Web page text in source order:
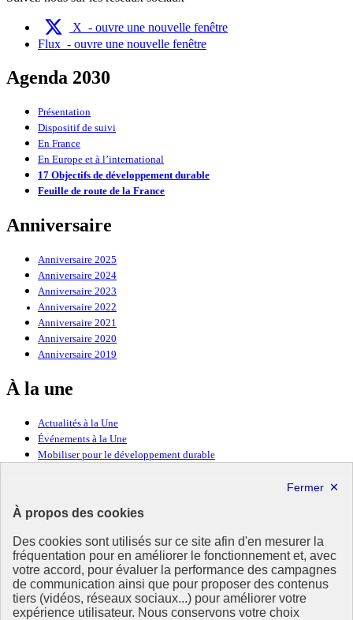
À propos des cookies
Des cookies sont utilisés sur ce site afin d'en mesurer la
fréquentation pour en améliorer le fonctionnement et, avec
votre accord, pour évaluer la performance des campagnes
de communication ainsi que pour proposer des contenus
tiers (vidéos, réseaux sociaux...) pour améliorer votre
expérience utilisateur. Nous conservons votre choix
X - ouvre une nouvelle fenêtre
Flux - ouvre une nouvelle fenêtre
Agenda 2030
Présentation
Dispositif de suivi
En France
En Europe et à l’international
17 Objectifs de développement durable
Feuille de route de la France
Anniversaire
Anniversaire 2025
Anniversaire 2024
Anniversaire 2023
Anniversaire 2022
Anniversaire 2021
Anniversaire 2020
Anniversaire 2019
À la une
Actualités à la Une
Événements à la Une
Mobiliser pour le développement durable
Ressources
Ressources
La Méth’ODD
Gouvernement